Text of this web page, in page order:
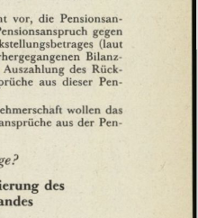
vor, die Pensionsan¬
gegen
(laut
Bilanz¬
Auszahlung des Rück-
aus dieser Pen¬
wollen das
aus der Pen¬
des